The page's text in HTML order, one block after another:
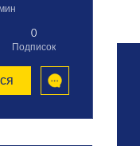
0
Подписок